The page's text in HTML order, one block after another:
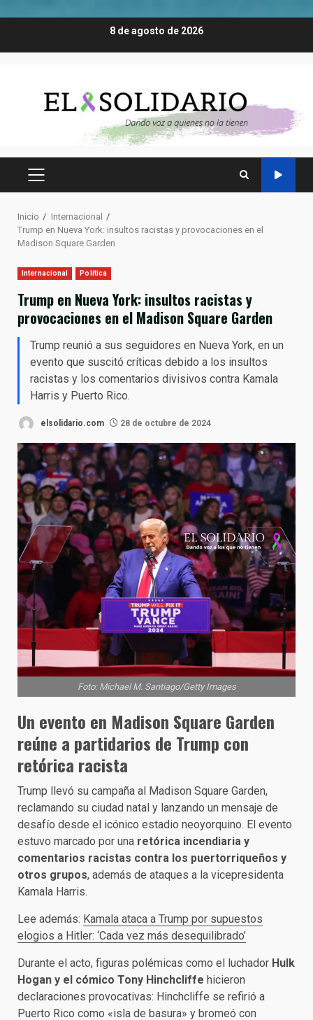
8 de agosto de 2026
MENÚ
Inicio
Internacional
Trump en Nueva York: insultos racistas y provocaciones en el
Madison Square Garden
Internacional Política
Trump en Nueva York: insultos racistas y
provocaciones en el Madison Square Garden
Trump reunió a sus seguidores en Nueva York, en un
evento que suscitó críticas debido a los insultos
racistas y los comentarios divisivos contra Kamala
Harris y Puerto Rico.
elsolidario.com 28 de octubre de 2024
Foto: Michael M. Santiago/Getty Images
Un evento en Madison Square Garden
reúne a partidarios de Trump con
retórica racista
Trump llevó su campaña al Madison Square Garden,
reclamando su ciudad natal y lanzando un mensaje de
desafío desde el icónico estadio neoyorquino. El evento
estuvo marcado por una retórica incendiaria y
comentarios racistas contra los puertorriqueños y
otros grupos, además de ataques a la vicepresidenta
Kamala Harris.
Lee además: Kamala ataca a Trump por supuestos
elogios a Hitler: ‘Cada vez más desequilibrado’
Durante el acto, figuras polémicas como el luchador Hulk
Hogan y el cómico Tony Hinchcliffe hicieron
declaraciones provocativas: Hinchcliffe se refirió a
Puerto Rico como «isla de basura» y bromeó con